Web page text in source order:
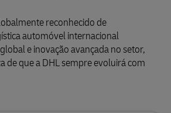
reconhecido de
automóvel internacional
e inovação avançada no setor,
de que a DHL sempre evoluirá com